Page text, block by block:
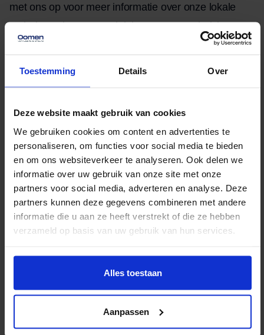
Toestemming Details Over
Deze website maakt gebruik van cookies
We gebruiken cookies om content en advertenties te
personaliseren, om functies voor social media te bieden
en om ons websiteverkeer te analyseren. Ook delen we
informatie over uw gebruik van onze site met onze
partners voor social media, adverteren en analyse. Deze
partners kunnen deze gegevens combineren met andere
informatie die u aan ze heeft verstrekt of die ze hebben
verzameld op basis van uw gebruik van hun services.
Alles toestaan
Aanpassen
met ons op voor meer informatie over onze lokale
verhuisservices en ontdek hoe we uw verhuizing
binnen dezelfde stad soepel en stressvrij kunnen
LinkedIn
Hoi! Ik ben Guido Baalbergen, 30 jaar en woon in Rijnsburg. Al
6,5 jaar zet ik me met veel energie in als Directeur bij Oomen
Verhuizers. Ik zorg ervoor dat alles op rolletjes loopt, zowel op
de werkvloer als achter de schermen. Verhuizen is een vak
apart, en daar vertel ik graag meer over in mijn blogs. Dus als je
op zoek bent naar handige verhuistips – blijf vooral lezen!
Meer gerelateerde
verhuistips
verhuistips